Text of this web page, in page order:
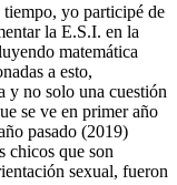
yo participé de
la E.S.I. en la
matemática
a esto,
y no solo una cuestión
se ve en primer año
pasado (2019)
chicos que son
sexual, fueron